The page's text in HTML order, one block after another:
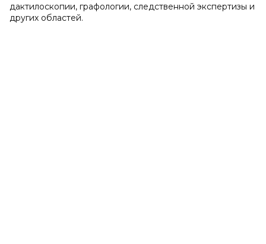
дактилоскопии, графологии, следственной экспертизы и
других областей.